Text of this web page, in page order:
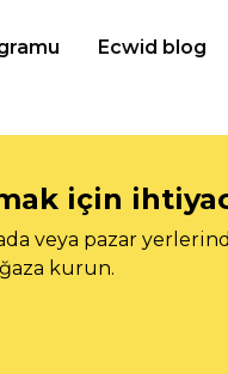
Ecwid blog
için
veya pazar
kurun.